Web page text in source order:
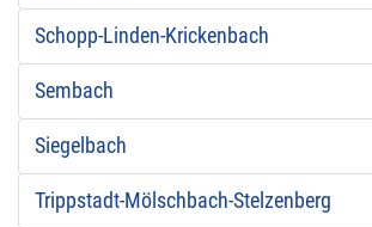
Schopp-Linden-Krickenbach
Sembach
Siegelbach
Trippstadt-Mölschbach-Stelzenberg